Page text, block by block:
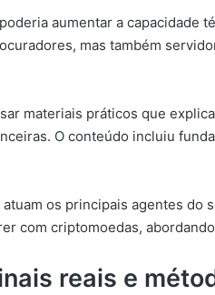
aumentar a capacidade
mas também
materiais práticos que
O conteúdo incluiu
os principais agentes do
com criptomoedas,
reais e